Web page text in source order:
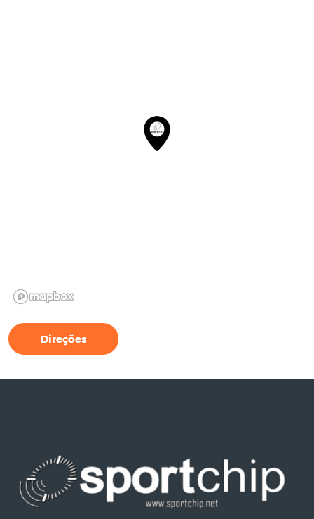
Direções